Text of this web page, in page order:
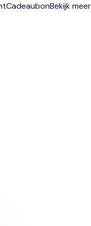
CadeaubonBekijk meer